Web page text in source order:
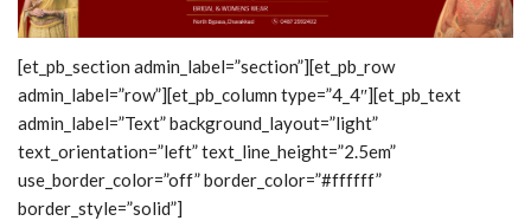
[et_pb_section admin_label=”section”][et_pb_row
admin_label=”row”][et_pb_column type=”4_4″][et_pb_text
admin_label=”Text” background_layout=”light”
text_orientation=”left” text_line_height=”2.5em”
use_border_color=”off” border_color=”#ffffff”
border_style=”solid”]